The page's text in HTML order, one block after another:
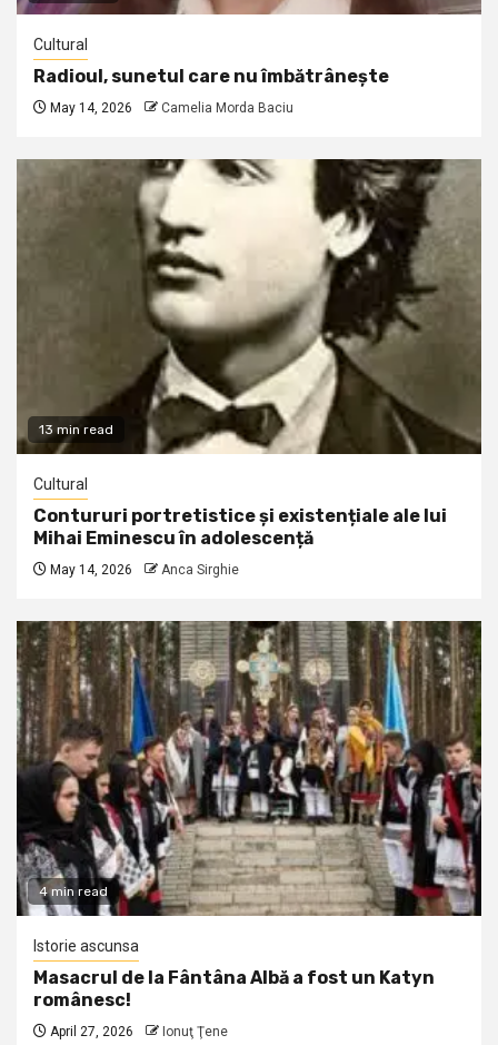
Cultural
Radioul, sunetul care nu îmbătrânește
May 14, 2026 Camelia Morda Baciu
13 min read
Cultural
Contururi portretistice și existențiale ale lui
Mihai Eminescu în adolescență
May 14, 2026 Anca Sirghie
4 min read
Istorie ascunsa
Masacrul de la Fântâna Albă a fost un Katyn
românesc!
April 27, 2026 Ionuţ Ţene